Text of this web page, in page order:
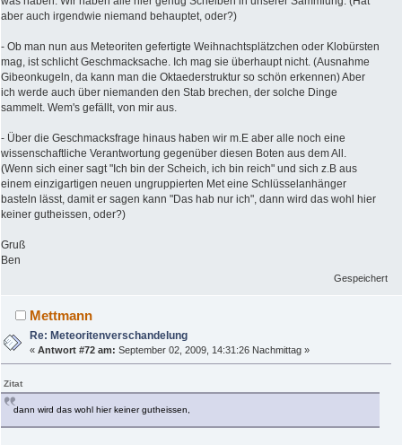
aber auch irgendwie niemand behauptet, oder?)
- Ob man nun aus Meteoriten gefertigte Weihnachtsplätzchen oder Klobürsten
mag, ist schlicht Geschmacksache. Ich mag sie überhaupt nicht. (Ausnahme
Gibeonkugeln, da kann man die Oktaederstruktur so schön erkennen) Aber
ich werde auch über niemanden den Stab brechen, der solche Dinge
sammelt. Wem's gefällt, von mir aus.
- Über die Geschmacksfrage hinaus haben wir m.E aber alle noch eine
wissenschaftliche Verantwortung gegenüber diesen Boten aus dem All.
(Wenn sich einer sagt "Ich bin der Scheich, ich bin reich" und sich z.B aus
einem einzigartigen neuen ungruppierten Met eine Schlüsselanhänger
basteln lässt, damit er sagen kann "Das hab nur ich", dann wird das wohl hier
keiner gutheissen, oder?)
Gruß
Ben
Gespeichert
Mettmann
Re: Meteoritenverschandelung
«Antwort #72 am: September 02, 2009, 14:31:26 Nachmittag »
Zitat
dann wird das wohl hier keiner gutheissen,